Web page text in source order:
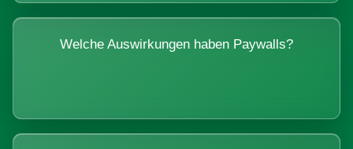
Welche Auswirkungen haben Paywalls?